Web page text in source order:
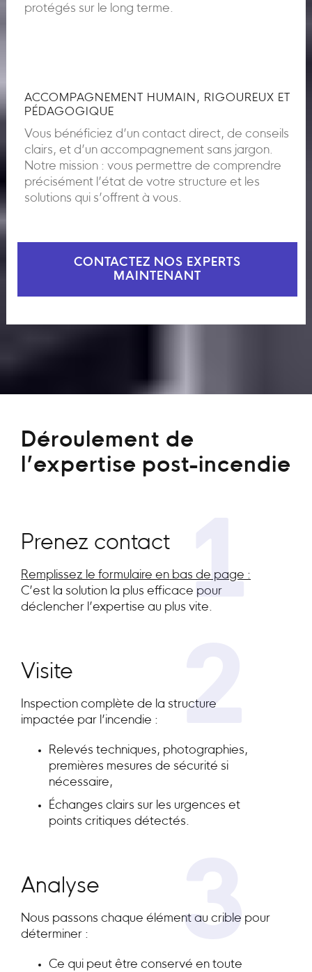
protégés sur le long terme.
ACCOMPAGNEMENT HUMAIN, RIGOUREUX ET
PÉDAGOGIQUE
Vous bénéficiez d’un contact direct, de conseils
clairs, et d’un accompagnement sans jargon.
Notre mission : vous permettre de comprendre
précisément l’état de votre structure et les
solutions qui s’offrent à vous.
CONTACTEZ NOS EXPERTS
MAINTENANT
Déroulement de
l’expertise post-incendie
1
Prenez contact
Remplissez le formulaire en bas de page :
C’est la solution la plus efficace pour
déclencher l’expertise au plus vite.
2
Visite
Inspection complète de la structure
impactée par l’incendie :
Relevés techniques, photographies,
premières mesures de sécurité si
nécessaire,
Échanges clairs sur les urgences et
points critiques détectés.
3
Analyse
Nous passons chaque élément au crible pour
déterminer :
Ce qui peut être conservé en toute